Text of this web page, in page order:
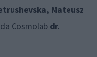
Mateusz
Cosmolab dr.